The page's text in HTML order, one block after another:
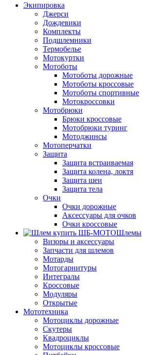
Экипировка
Джерси
Дождевики
Комплекты
Подшлемники
Термобелье
Мотокуртки
Мотоботы
Мотоботы дорожные
Мотоботы кроссовые
Мотоботы спортивные
Мотокроссовки
Мотобрюки
Брюки кроссовые
Мотобрюки туринг
Мотоджинсы
Мотоперчатки
Защита
Защита встраиваемая
Защита колена, локтя
Защита шеи
Защита тела
Очки
Очки дорожные
Аксессуары для очков
Очки кроссовые
Шлемы
Визоры и аксессуары
Запчасти для шлемов
Мотарды
Мотогарнитуры
Интегралы
Кроссовые
Модуляры
Открытые
Мототехника
Мотоциклы дорожные
Скутеры
Квадроциклы
Мотоциклы кроссовые